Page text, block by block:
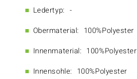
Ledertyp: -
Obermaterial: 100%Polyester
Innenmaterial: 100%Polyester
Innensohle: 100%Polyester